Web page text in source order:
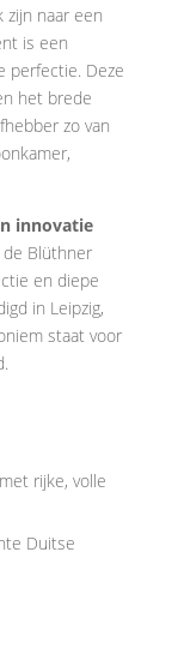
zijn naar een
is een
perfectie. Deze
het brede
zo van
innovatie
Blüthner
en diepe
in Leipzig,
staat voor
rijke, volle
Duitse